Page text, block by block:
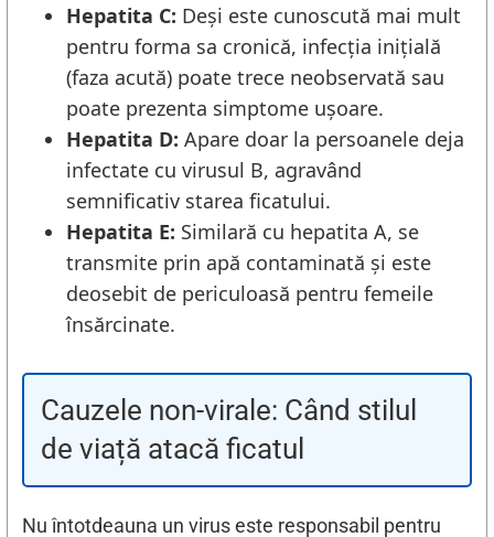
Hepatita C: Deși este cunoscută mai mult
pentru forma sa cronică, infecția inițială
(faza acută) poate trece neobservată sau
poate prezenta simptome ușoare.
Hepatita D: Apare doar la persoanele deja
infectate cu virusul B, agravând
semnificativ starea ficatului.
Hepatita E: Similară cu hepatita A, se
transmite prin apă contaminată și este
deosebit de periculoasă pentru femeile
însărcinate.
Cauzele non-virale: Când stilul
de viață atacă ficatul
Nu întotdeauna un virus este responsabil pentru